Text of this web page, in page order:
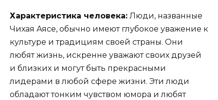
Характеристика человека: Люди, названные
Чихая Аясе, обычно имеют глубокое уважение к
культуре и традициям своей страны. Они
любят жизнь, искренне уважают своих друзей
и близких и могут быть прекрасными
лидерами в любой сфере жизни. Эти люди
обладают тонким чувством юмора и любят